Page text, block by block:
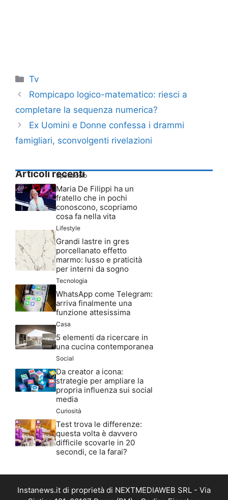
Categorie
Tv
Rompicapo logico-matematico: riesci a
completare la sequenza numerica?
Ex Uomini e Donne confessa i drammi
famigliari, sconvolgenti rivelazioni
Articoli recenti
Spettacolo
Maria De Filippi ha un
fratello che in pochi
conoscono, scopriamo
cosa fa nella vita
Lifestyle
Grandi lastre in gres
porcellanato effetto
marmo: lusso e praticità
per interni da sogno
Tecnologia
WhatsApp come Telegram:
arriva finalmente una
funzione attesissima
Casa
5 elementi da ricercare in
una cucina contemporanea
Social
Da creator a icona:
strategie per ampliare la
propria influenza sui social
media
Curiosità
Test trova le differenze:
questa volta è davvero
difficile scovarle in 20
secondi, ce la farai?
Instanews.it di proprietà di NEXTMEDIAWEB SRL - Via